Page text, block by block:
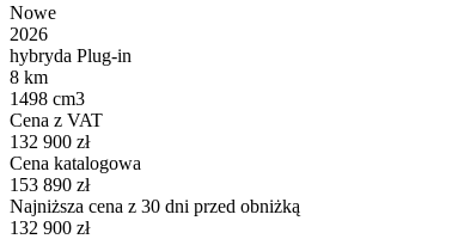
Nowe
2026
hybryda Plug-in
8 km
1498 cm3
Cena z VAT
132 900 zł
Cena katalogowa
153 890 zł
Najniższa cena z 30 dni przed obniżką
132 900 zł